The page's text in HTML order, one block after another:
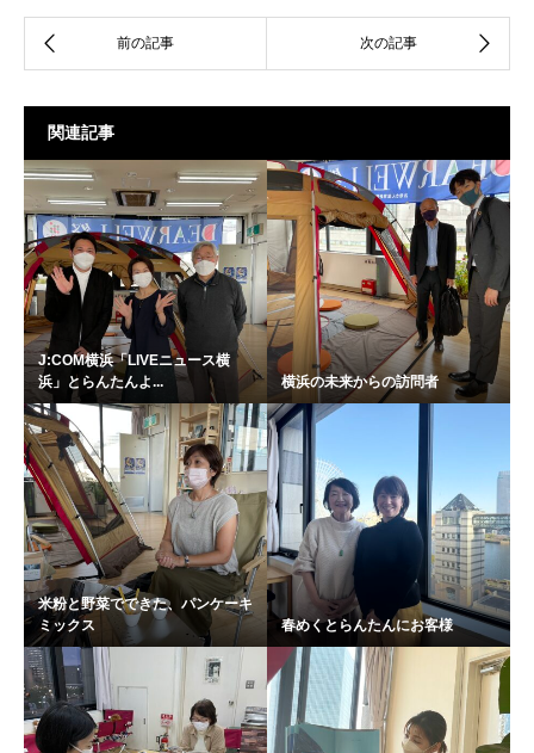
関連記事
J:COM横浜「LIVEニュース横
浜」とらんたんよ...
横浜の未来からの訪問者
米粉と野菜でできた、パンケーキ
ミックス
春めくとらんたんにお客様